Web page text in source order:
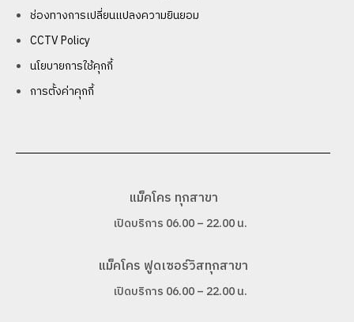
ช่องทางการเปลี่ยนแปลงความยินยอม
CCTV Policy
นโยบายการใช้คุกกี้
การตั้งค่าคุกกี้
แม็คโคร ทุกสาขา
เปิดบริการ 06.00 – 22.00 น.
แม็คโคร ฟูดเซอร์วิสทุกสาขา
เปิดบริการ 06.00 – 22.00 น.